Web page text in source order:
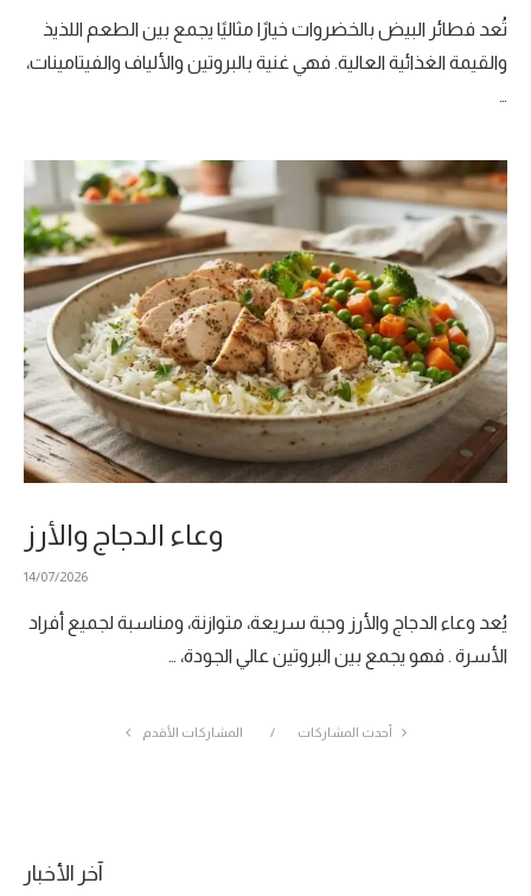
تُعد فطائر البيض بالخضروات خيارًا مثاليًا يجمع بين الطعم اللذيذ
والقيمة الغذائية العالية. فهي غنية بالبروتين والألياف والفيتامينات،
…
وعاء الدجاج والأرز
14/07/2026
يُعد وعاء الدجاج والأرز وجبة سريعة، متوازنة، ومناسبة لجميع أفراد
الأسرة . فهو يجمع بين البروتين عالي الجودة، …
أحدث المشاركات المشاركات الأقدم
آخر الأخبار